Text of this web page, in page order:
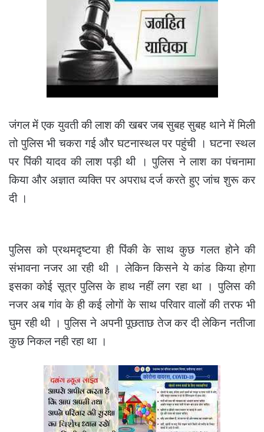
जंगल में एक युवती की लाश की खबर जब सुबह सुबह थाने में मिली
तो पुलिस भी चकरा गई और घटनास्थल पर पहुंची । घटना स्थल
पर पिंकी यादव की लाश पड़ी थी । पुलिस ने लाश का पंचनामा
किया और अज्ञात व्यक्ति पर अपराध दर्ज करते हुए जांच शुरू कर
दी ।
पुलिस को प्रथमदृष्टया ही पिंकी के साथ कुछ गलत होने की
संभावना नजर आ रही थी । लेकिन किसने ये कांड किया होगा
इसका कोई सूत्र पुलिस के हाथ नहीं लग रहा था । पुलिस की
नजर अब गांव के ही कई लोगों के साथ परिवार वालों की तरफ भी
घुम रही थी । पुलिस ने अपनी पूछताछ तेज कर दी लेकिन नतीजा
कुछ निकल नही रहा था ।